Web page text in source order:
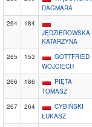
DAGMARA
264
184
JĘDZIEROWSKA
KATARZYNA
265 153
GOTTFRIED
WOJCIECH
266 186
PIĘTA
TOMASZ
267 264
CYBIŃSKI
ŁUKASZ